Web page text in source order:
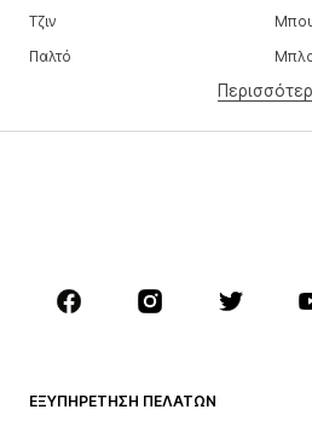
Τζιν
Παλτό
Αξεσουάρ
ΝΕΑ
ΕΞΥΠΗΡΈΤΗΣΗ ΠΕΛΑΤΏΝ